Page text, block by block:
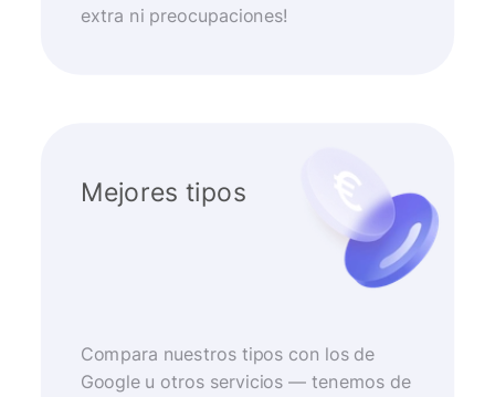
extra ni preocupaciones!
Mejores tipos
Compara nuestros tipos con los de
Google u otros servicios — tenemos de